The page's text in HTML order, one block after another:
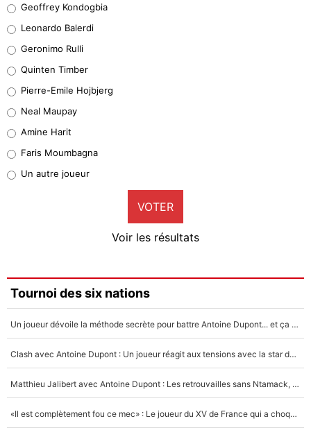
38%
32%
4%
1%
9%
Faris Moumbagna
4%
Un autre joueur
5%
Geoffrey Kondogbia
Leonardo Balerdi
Geronimo Rulli
Quinten Timber
Pierre-Emile Hojbjerg
Neal Maupay
Amine Harit
Faris Moumbagna
Un autre joueur
VOTER
Voir les résultats
Tournoi des six nations
Un joueur dévoile la méthode secrète pour battre Antoine Dupont... et ça marche !
Clash avec Antoine Dupont : Un joueur réagit aux tensions avec la star du XV de France !
Matthieu Jalibert avec Antoine Dupont : Les retrouvailles sans Ntamack, «il y a eu des discussions»
«Il est complètement fou ce mec» : Le joueur du XV de France qui a choqué Matthieu Jalibert !